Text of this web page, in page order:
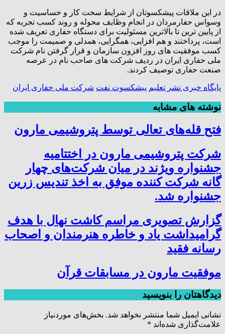
در این ملاقات پیشکسوتان از شرایط سخت کار و حساسیت و
وسواس حفارمردان در انجام وظایف محوله و روند کسب تجربه که
از پایین ترین تا بالاترین مسئولیت برای دستگاه حفاری تعریف شده
است، پرداختند و هم افزایی، همگرایی، همدلی و صمیمت را موجب
کسب موفقیت های روز افزون سازمان و قرار گرفتن نام شرکت
ملی حفاری ایران در ردیف شرکت های صاحب نام در عرصه
صنعت حفاری توصیف کردند.
پایگاه خبری نشر تعلیم پیشکسوت نفت شرکت ملی حفاری ایران
نوشته های مشابه
فتح‌ قله‌های تعالی توسط پتروشیمی مارون
شرکت پتروشیمی مارون در اختتامیه
جشنواره ویژند در میان شرکت‌های چهار
گانه شرکت کننده موفق به اخذ تندیس زرین
جشنواره شد.
گزارش تصویری مراسم کاشت نهال با هدف
گرامیداشت یاد و خاطره هنرمندان و اصحاب
رسانه فقید
موفقیت مارون در مسابقات قرآن
دیدگاهتان را بنویسید
نشانی ایمیل شما منتشر نخواهد شد. بخش‌های موردنیاز
علامت‌گذاری شده‌اند *